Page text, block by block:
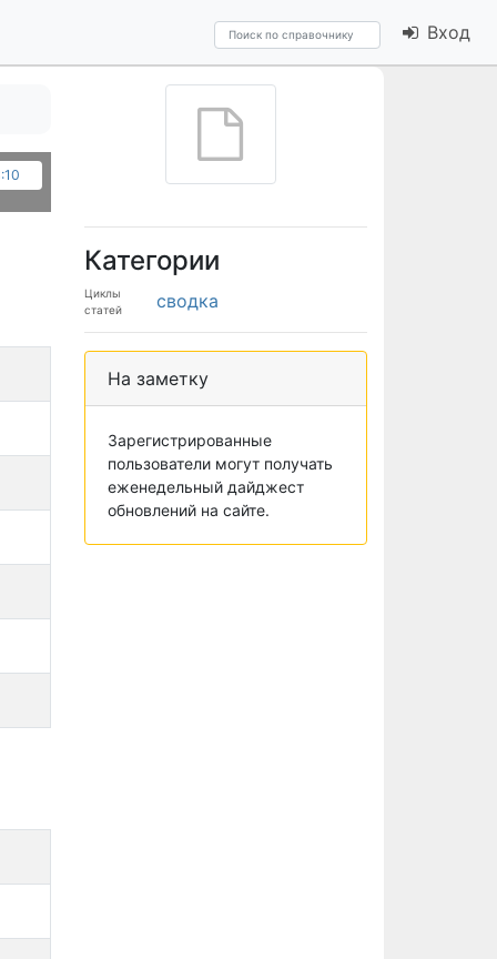
Вход
Категории
Циклы
статей
сводка
На заметку
Зарегистрированные
пользователи могут получать
еженедельный дайджест
обновлений на сайте.